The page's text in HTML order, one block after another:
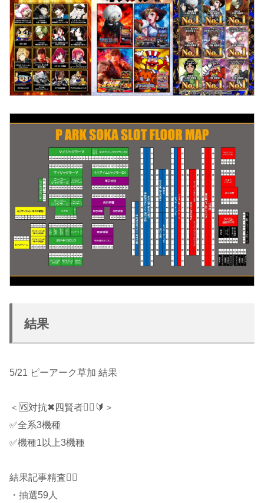
結果
5/21 ピーアーク草加 結果
＜🆚対抗✖四賢者🧙‍♂️🔰＞
✅全系3機種
✅機種1以上3機種
結果記事精査🧙‍♂️
・抽選59人